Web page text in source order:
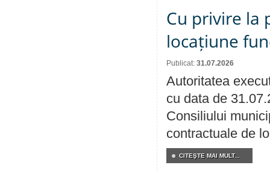
Cu privire la
locațiune
Publicat: 31.07.2026
Autoritatea
cu data de
Consiliului
contractuale de
CITEŞTE MAI MULT...